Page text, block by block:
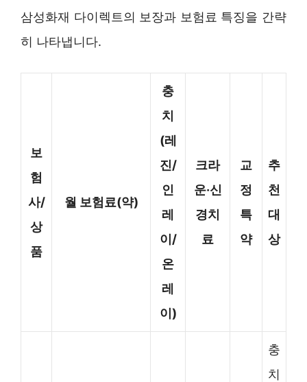
삼성화재 다이렉트의 보장과 보험료 특징을 간략
히 나타냅니다.
보
험
사/
상
품
월 보험료(약)
충
치
(레
진/
인
레
이/
온
레
이)
크라
운·신
경치
료
교
정
특
약
추
천
대
상
충
치